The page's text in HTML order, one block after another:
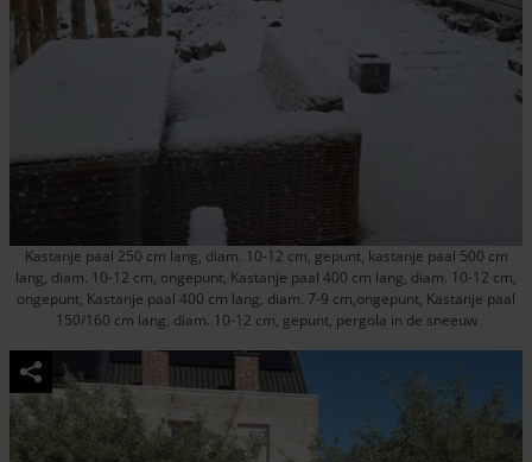
Kastanje paal 250 cm lang, diam. 10-12 cm, gepunt, kastanje paal 500 cm
lang, diam. 10-12 cm, ongepunt, Kastanje paal 400 cm lang, diam. 10-12 cm,
ongepunt, Kastanje paal 400 cm lang, diam. 7-9 cm,ongepunt, Kastanje paal
150/160 cm lang, diam. 10-12 cm, gepunt, pergola in de sneeuw